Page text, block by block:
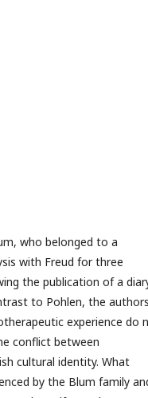
who belonged to a
with Freud for three
the publication of a
to Pohlen, the authors
experience do
conflict between
cultural identity. What
by the Blum family